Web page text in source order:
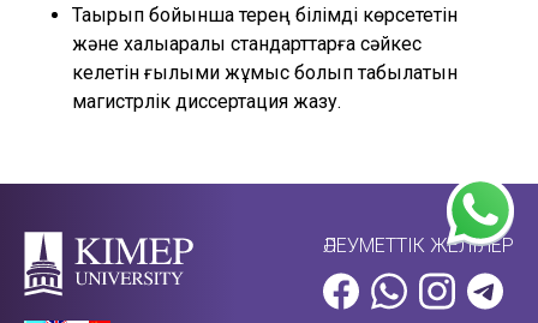
Тақырып бойынша терең білімді көрсететін
және халықаралық стандарттарға сәйкес
келетін ғылыми жұмыс болып табылатын
магистрлік диссертация жазу.
ӘЛЕУМЕТТІК ЖЕЛІЛЕР